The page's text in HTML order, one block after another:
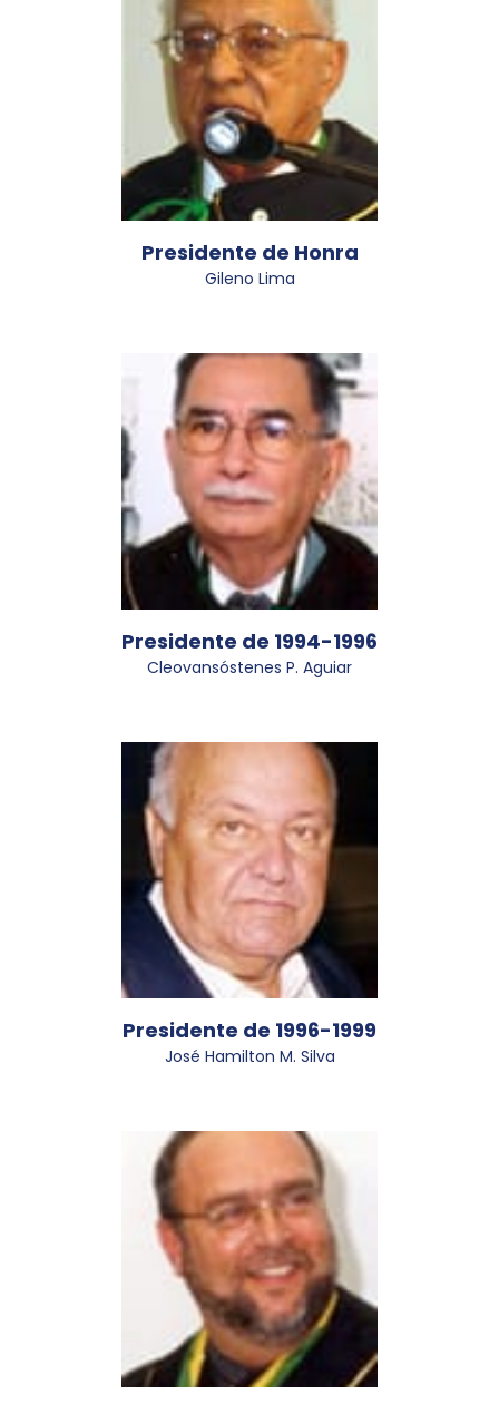
Presidente de Honra
Gileno Lima
Presidente de 1994-1996
Cleovansóstenes P. Aguiar
Presidente de 1996-1999
José Hamilton M. Silva